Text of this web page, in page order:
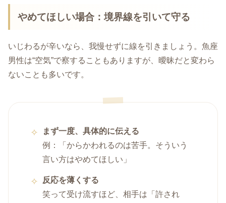
やめてほしい場合：境界線を引いて守る
いじわるが辛いなら、我慢せずに線を引きましょう。魚座
男性は“空気”で察することもありますが、曖昧だと変わら
ないことも多いです。
まず一度、具体的に伝える
例：「からかわれるのは苦手。そういう
言い方はやめてほしい」
反応を薄くする
笑って受け流すほど、相手は「許され